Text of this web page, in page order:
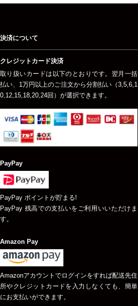
決済について
クレジットカード決済
取り扱いカードは以下のとおりです。翌月一括
払い、1万円以上のご注文から分割払い（3,5,6,1
0,12,15,18,20,24回）が選択できます。
PayPay
PayPay ポイントが貯まる!
PayPay 残高での支払いをご利用いいただけま
す。
Amazon Pay
Amazonアカウントでログインをすれば配送先住
所やクレジットカードを入力しなくても、簡単
にお支払いができます。